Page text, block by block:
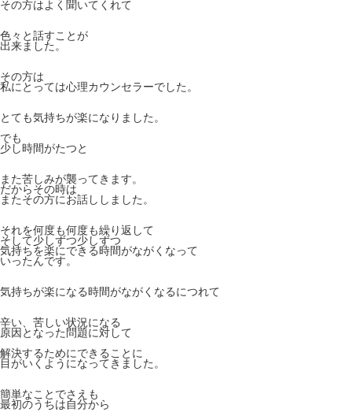
その方はよく聞いてくれて
色々と話すことが
出来ました。
その方は
私にとっては心理カウンセラーでした。
とても気持ちが楽になりました。
でも
少し時間がたつと
また苦しみが襲ってきます。
だからその時は
またその方にお話ししました。
それを何度も何度も繰り返して
そして少しずつ少しずつ
気持ちを楽にできる時間がながくなって
いったんです。
気持ちが楽になる時間がながくなるにつれて
辛い、苦しい状況になる
原因となった問題に対して
解決するためにできることに
目がいくようになってきました。
簡単なことでさえも
最初のうちは自分から